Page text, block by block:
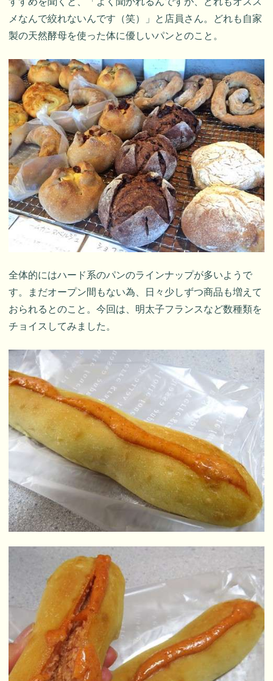
メなんで絞れないんです（笑）」と店員さん。どれも自家
製の天然酵母を使った体に優しいパンとのこと。
全体的にはハード系のパンのラインナップが多いようで
す。まだオープン間もない為、日々少しずつ商品も増えて
おられるとのこと。今回は、明太子フランスなど数種類を
チョイスしてみました。